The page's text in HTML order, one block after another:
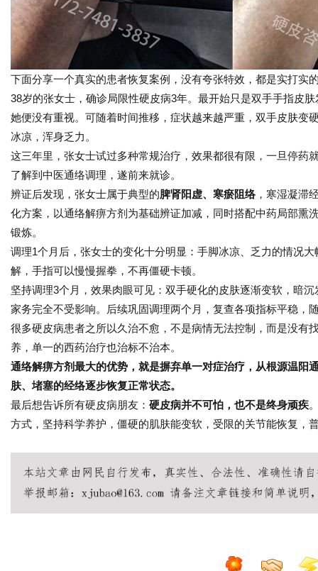
下面分享一个真实的患者恢复案例，没有夸张特效，都是实打实
38岁的张女士，确诊局限性硬皮病3年。最开始只是双手手指皮
她便没有重视。可随着时间推移，症状越来越严重，双手皮肤变
冰凉，浑身乏力。
这三年里，张女士试过多种常规治疗，效果都很有限，一旦停药
了解到中医通络调理，遂前来就诊。
辨证后发现，张女士属于典型的脾肾阳虚、寒瘀阻络，寒湿凝滞
化方案，以通络解痹方剂为基础辨证加减，同时搭配中药局部熏
锻炼。
调理1个月后，张女士的变化十分明显：手脚冰凉、乏力的情况
解，手指可以慢慢握拳，不再僵硬卡顿。
坚持调理3个月，效果肉眼可见：双手硬化的皮肤逐渐变软，暗
家务完全不受影响。后续巩固调理两个月，复查各项指标平稳，
很多硬皮病患者之所以久治不愈，不是病情无法控制，而是没有
养，单一的西药治疗也治标不治本。
通络解痹方剂最大的优势，就是摒弃单一对症治疗，从根源温阳
肤、堵塞的经络逐步恢复正常状态。
最后想告诉所有硬皮病朋友： 硬皮病并不可怕，也不是终身顽疾
方式，坚持科学养护，僵硬的肌肤能变软，受限的关节能恢复，